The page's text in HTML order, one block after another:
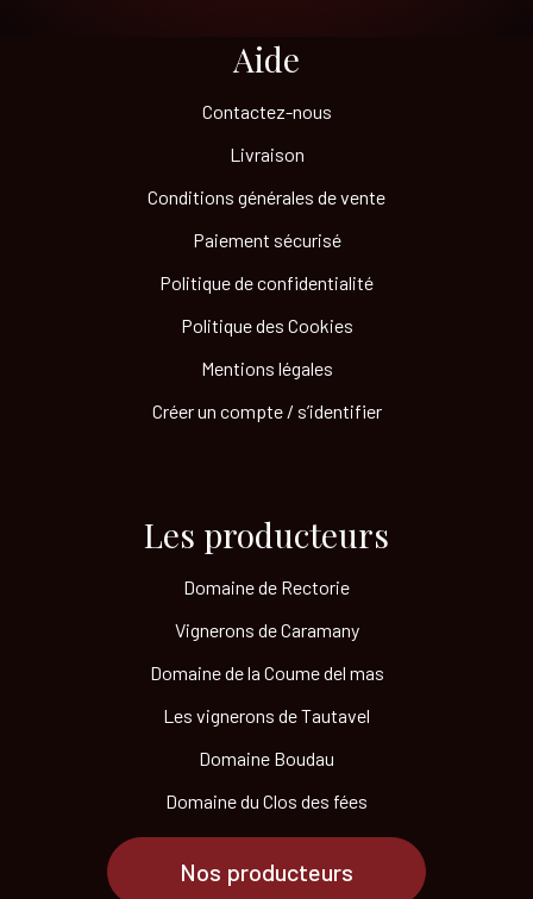
Aide
Contactez-nous
Livraison
Conditions générales de vente
Paiement sécurisé
Politique de confidentialité
Politique des Cookies
Mentions légales
Créer un compte / s’identifier
Les producteurs​
Domaine de Rectorie
Vignerons de Caramany
Domaine de la Coume del mas
Les vignerons de Tautavel
Domaine Boudau
Domaine du Clos des fées
Nos producteurs